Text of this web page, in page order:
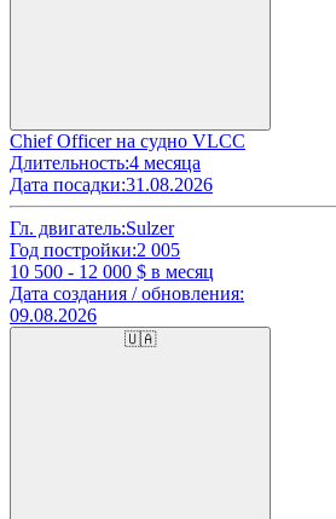
Chief Officer на судно VLCC
Длительность:4 месяца
Дата посадки:31.08.2026
Гл. двигатель:Sulzer
Год постройки:2 005
10 500 - 12 000 $ в месяц
Дата создания / обновления:
09.08.2026
🇺🇦